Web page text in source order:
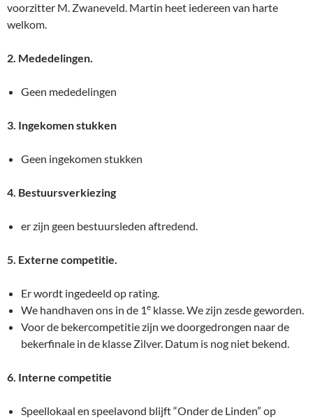
voorzitter M. Zwaneveld. Martin heet iedereen van harte
welkom.
2. Mededelingen.
Geen mededelingen
3. Ingekomen stukken
Geen ingekomen stukken
4. Bestuursverkiezing
er zijn geen bestuursleden aftredend.
5. Externe competitie.
Er wordt ingedeeld op rating.
We handhaven ons in de 1e klasse. We zijn zesde geworden.
Voor de bekercompetitie zijn we doorgedrongen naar de
bekerfinale in de klasse Zilver. Datum is nog niet bekend.
6. Interne competitie
Speellokaal en speelavond blijft “Onder de Linden” op